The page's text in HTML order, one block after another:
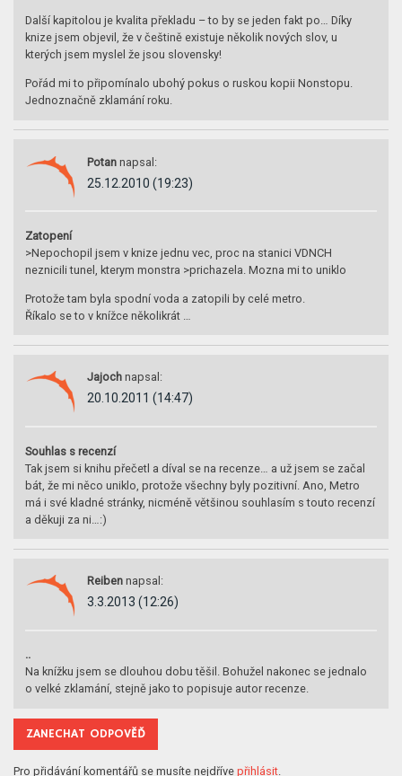
Další kapitolou je kvalita překladu – to by se jeden fakt po… Díky
knize jsem objevil, že v češtině existuje několik nových slov, u
kterých jsem myslel že jsou slovensky!
Pořád mi to připomínalo ubohý pokus o ruskou kopii Nonstopu.
Jednoznačně zklamání roku.
Potan napsal:
25.12.2010 (19:23)
Zatopení
>Nepochopil jsem v knize jednu vec, proc na stanici VDNCH
neznicili tunel, kterym monstra >prichazela. Mozna mi to uniklo
Protože tam byla spodní voda a zatopili by celé metro.
Říkalo se to v knížce několikrát …
Jajoch napsal:
20.10.2011 (14:47)
Souhlas s recenzí
Tak jsem si knihu přečetl a díval se na recenze… a už jsem se začal
bát, že mi něco uniklo, protože všechny byly pozitivní. Ano, Metro
má i své kladné stránky, nicméně většinou souhlasím s touto recenzí
a děkuji za ni…:)
Reiben napsal:
3.3.2013 (12:26)
..
Na knížku jsem se dlouhou dobu těšil. Bohužel nakonec se jednalo
o velké zklamání, stejně jako to popisuje autor recenze.
ZANECHAT ODPOVĚĎ
Pro přidávání komentářů se musíte nejdřívepřihlásit.